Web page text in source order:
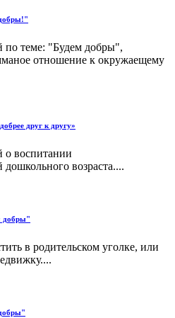
по теме: "Будем добры",
отношение к окружаещему
друг к другу»
о воспитании
дошкольного возраста....
добры"
в родительском уголке, или